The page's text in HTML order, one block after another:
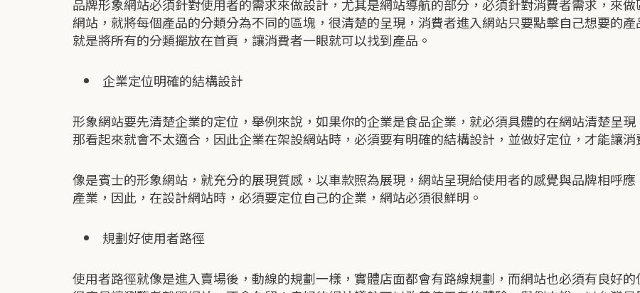
品牌形象網站必須針對使用者的需求來做設計，尤其是網站導航的部分，必須針對消費者需求，來
網站，就將每個產品的分類分為不同的區塊，很清楚的呈現，消費者進入網站只要點擊自己想要的
就是將所有的分類擺放在首頁，讓消費者一眼就可以找到產品。
企業定位明確的結構設計
形象網站要先清楚企業的定位，舉例來說，如果你的企業是食品企業，就必須具體的在網站清楚呈
那看起來就會不太適合，因此企業在架設網站時，必須要有明確的結構設計，並做好定位，才能讓
像是賓士的形象網站，就充分的展現質感，以車款照為展現，網站呈現給使用者的感覺與品牌相呼
產業，因此，在設計網站時，必須要定位自己的企業，網站必須很鮮明。
規劃好使用者路徑
使用者路徑就像是進入賣場後，動線的規劃一樣，實體店面都會有路線規劃，而網站也必須有良好